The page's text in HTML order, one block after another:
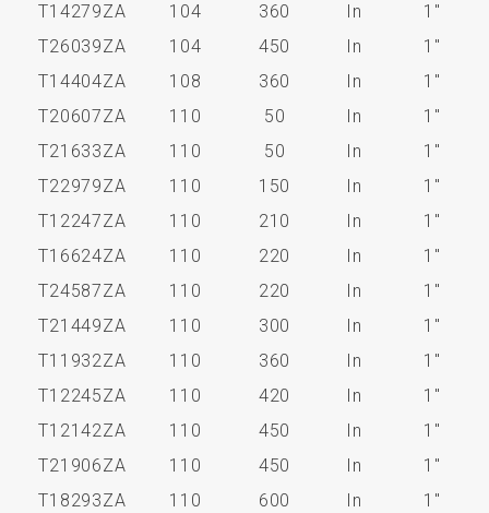
T14279ZA
104 360 In
1"
T26039ZA
104 450 In
1"
T14404ZA
108 360 In
1"
T20607ZA
110 50 In
1"
T21633ZA
110 50 In
1"
T22979ZA
110 150 In
1"
T12247ZA
110 210 In
1"
T16624ZA
110 220 In
1"
T24587ZA
110 220 In
1"
T21449ZA
110 300 In
1"
T11932ZA
110 360 In
1"
T12245ZA
110 420 In
1"
T12142ZA
110 450 In
1"
T21906ZA
110 450 In
1"
T18293ZA
110 600 In
1"